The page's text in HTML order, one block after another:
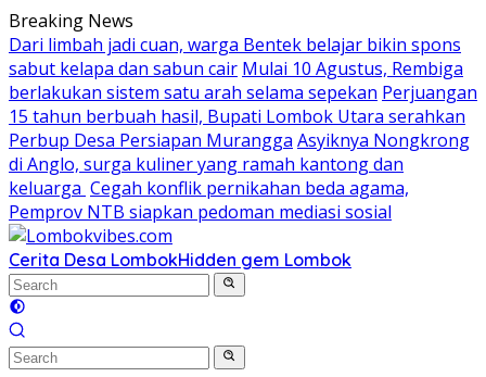
Skip
to
content
Breaking News
Dari limbah jadi cuan, warga Bentek belajar bikin spons
sabut kelapa dan sabun cair Mulai 10 Agustus, Rembiga
berlakukan sistem satu arah selama sepekan Perjuangan
15 tahun berbuah hasil, Bupati Lombok Utara serahkan
Perbup Desa Persiapan Murangga Asyiknya Nongkrong
di Anglo, surga kuliner yang ramah kantong dan
keluarga Cegah konflik pernikahan beda agama,
Pemprov NTB siapkan pedoman mediasi sosial
Cerita Desa LombokHidden gem Lombok